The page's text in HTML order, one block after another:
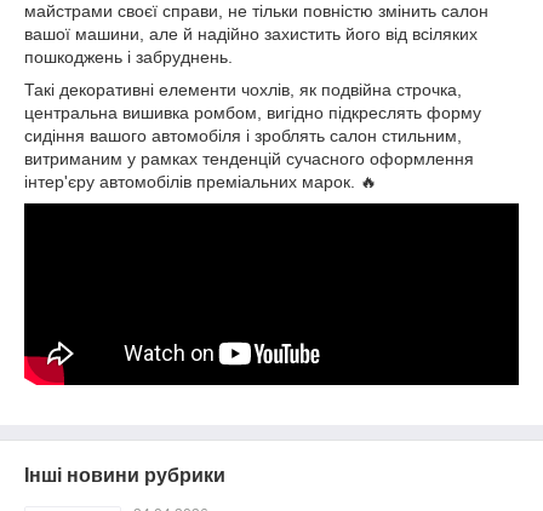
майстрами своєї справи, не тільки повністю змінить салон
вашої машини, але й надійно захистить його від всіляких
пошкоджень і забруднень.
Такі декоративні елементи чохлів, як подвійна строчка,
центральна вишивка ромбом, вигідно підкреслять форму
сидіння вашого автомобіля і зроблять салон стильним,
витриманим у рамках тенденцій сучасного оформлення
інтер'єру автомобілів преміальних марок. 🔥
Інші новини рубрики